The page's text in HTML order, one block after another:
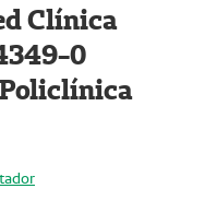
Clínica
0